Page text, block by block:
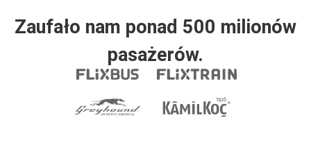
Zaufało nam ponad 500 milionów
pasażerów.